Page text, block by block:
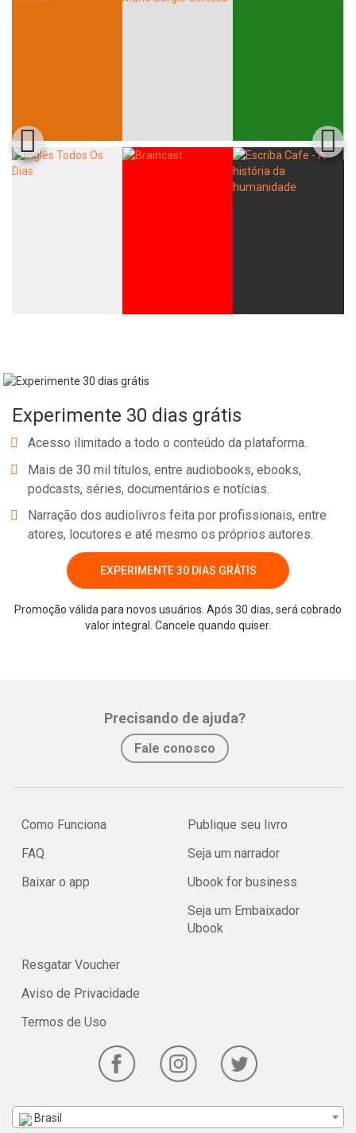
Experimente 30 dias grátis
Acesso ilimitado a todo o conteúdo da plataforma.
Mais de 30 mil títulos, entre audiobooks, ebooks,
podcasts, séries, documentários e notícias.
Narração dos audiolivros feita por profissionais, entre
atores, locutores e até mesmo os próprios autores.
EXPERIMENTE 30 DIAS GRÁTIS
Promoção válida para novos usuários. Após 30 dias, será cobrado
valor integral. Cancele quando quiser.
Precisando de ajuda?
Fale conosco
Como Funciona
FAQ
Baixar o app
Publique seu livro
Seja um narrador
Ubook for business
Seja um Embaixador
Ubook
Resgatar Voucher
Aviso de Privacidade
Termos de Uso
Brasil